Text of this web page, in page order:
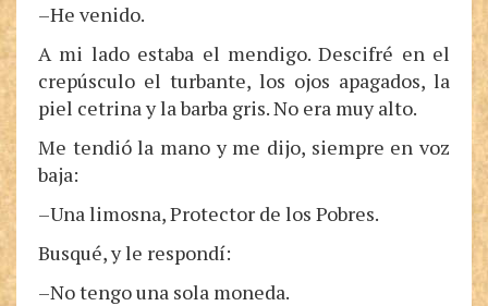
–He venido.
A mi lado estaba el mendigo. Descifré en el
crepúsculo el turbante, los ojos apagados, la
piel cetrina y la barba gris. No era muy alto.
Me tendió la mano y me dijo, siempre en voz
baja:
–Una limosna, Protector de los Pobres.
Busqué, y le respondí:
–No tengo una sola moneda.